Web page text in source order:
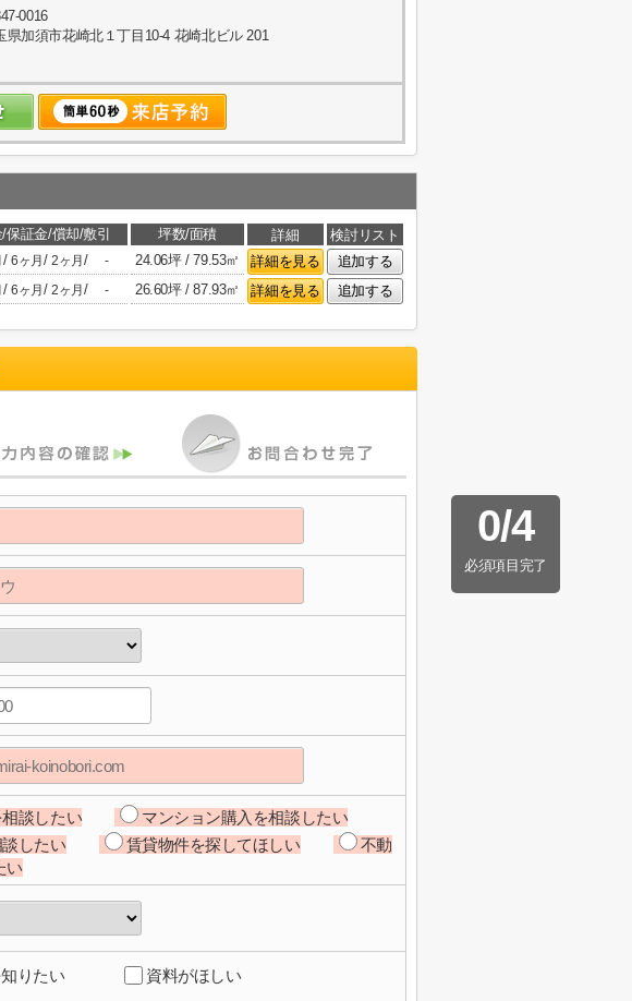
0016
県加須市花崎北１丁目10-4 花崎北ビル 201
保証金/償却/敷引 坪数/面積 詳細
検討リスト
/6ヶ月 /2ヶ月/ - 24.06坪 / 79.53㎡ 詳細を見る
追加する
/6ヶ月 /2ヶ月/ - 26.60坪 / 87.93㎡ 詳細を見る 追加する
0/4
必須項目完了
談したい
マンション購入を相談したい
したい
賃貸物件を探してほしい
不動
い
りたい
資料がほしい